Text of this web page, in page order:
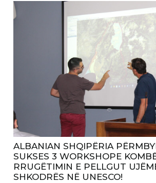
ALBANIAN SHQIPËRIA
SUKSES 3 WORKSHOPE
RRUGËTIMIN E PELLGUT
SHKODRËS NË UNESCO!